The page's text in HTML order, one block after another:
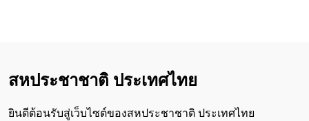
สหประชาชาติ ประเทศไทย
ยินดีต้อนรับสู่เว็บไซต์ของสหประชาชาติ ประเทศไทย